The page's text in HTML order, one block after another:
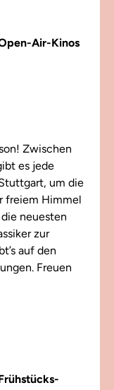
Air-Kinos
Zwischen
es jede
um die
freiem Himmel
neuesten
zur
auf den
Freuen